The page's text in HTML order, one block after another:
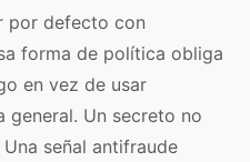
por defecto con
forma de política obliga
en vez de usar
general. Un secreto no
señal antifraude